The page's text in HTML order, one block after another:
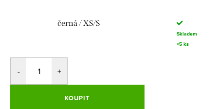
černá / XS/S
Skladem
>5 ks
KOUPIT